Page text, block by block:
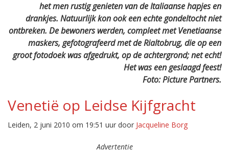
het men rustig genieten van de Italiaanse hapjes en
drankjes. Natuurlijk kon ook een echte gondeltocht niet
ontbreken. De bewoners werden, compleet met Venetiaanse
maskers, gefotografeerd met de Rialtobrug, die op een
groot fotodoek was afgedrukt, op de achtergrond; net echt!
Het was een geslaagd feest!
Foto: Picture Partners.
Venetië op Leidse Kijfgracht
Leiden, 2 juni 2010 om 19:51 uur door Jacqueline Borg
Advertentie